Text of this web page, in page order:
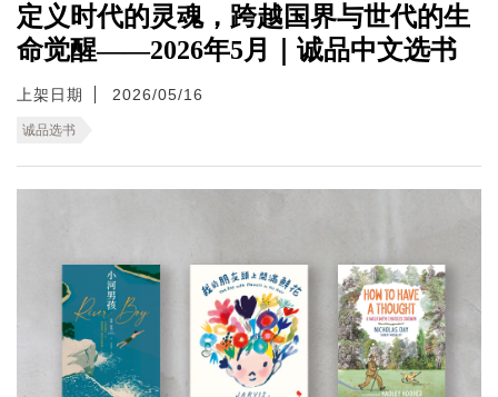
定义时代的灵魂，跨越国界与世代的生
命觉醒——2026年5月｜诚品中文选书
上架日期 2026/05/16
诚品选书